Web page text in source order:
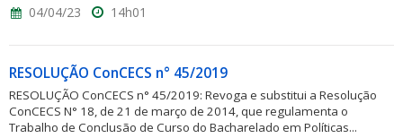
04/04/23 14h01
RESOLUÇÃO ConCECS n° 45/2019
RESOLUÇÃO ConCECS n° 45/2019: Revoga e substitui a Resolução
ConCECS N° 18, de 21 de março de 2014, que regulamenta o
Trabalho de Conclusão de Curso do Bacharelado em Políticas...